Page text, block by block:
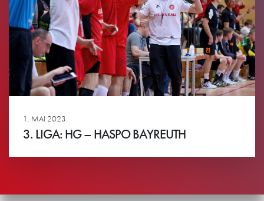
1. MAI 2023
3. LIGA: HG – HASPO BAYREUTH